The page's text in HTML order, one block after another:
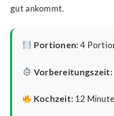
gut ankommt.
Portionen:4
Vorbereitungszeit:
Kochzeit: 12